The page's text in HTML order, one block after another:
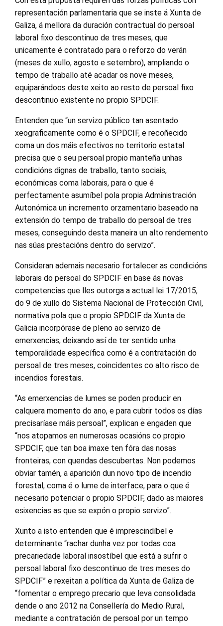
representación parlamentaria que se inste á Xunta de
Galiza, á mellora da duración contractual do persoal
laboral fixo descontinuo de tres meses, que
unicamente é contratado para o reforzo do verán
(meses de xullo, agosto e setembro), ampliando o
tempo de traballo até acadar os nove meses,
equiparándoos deste xeito ao resto de persoal fixo
descontinuo existente no propio SPDCIF.
Entenden que “un servizo público tan asentado
xeograficamente como é o SPDCIF, e recoñecido
coma un dos máis efectivos no territorio estatal
precisa que o seu persoal propio manteña unhas
condicións dignas de traballo, tanto sociais,
económicas coma laborais, para o que é
perfectamente asumíbel pola propia Administración
Autonómica un incremento orzamentario baseado na
extensión do tempo de traballo do persoal de tres
meses, conseguindo desta maneira un alto rendemento
nas súas prestacións dentro do servizo”.
Consideran ademais necesario fortalecer as condicións
laborais do persoal do SPDCIF en base ás novas
competencias que lles outorga a actual lei 17/2015,
do 9 de xullo do Sistema Nacional de Protección Civil,
normativa pola que o propio SPDCIF da Xunta de
Galicia incorpórase de pleno ao servizo de
emerxencias, deixando así de ter sentido unha
temporalidade específica como é a contratación do
persoal de tres meses, coincidentes co alto risco de
incendios forestais.
“As emerxencias de lumes se poden producir en
calquera momento do ano, e para cubrir todos os días
precisaríase máis persoal”, explican e engaden que
“nos atopamos en numerosas ocasións co propio
SPDCIF, que tan boa imaxe ten fóra das nosas
fronteiras, con quendas descubertas. Non podemos
obviar tamén, a aparición dun novo tipo de incendio
forestal, coma é o lume de interface, para o que é
necesario potenciar o propio SPDCIF, dado as maiores
esixencias as que se expón o propio servizo”.
Xunto a isto entenden que é imprescindíbel e
determinante “rachar dunha vez por todas coa
precariedade laboral insostíbel que está a sufrir o
persoal laboral fixo descontinuo de tres meses do
SPDCIF” e rexeitan a política da Xunta de Galiza de
“fomentar o emprego precario que leva consolidada
dende o ano 2012 na Consellería do Medio Rural,
mediante a contratación de persoal por un tempo